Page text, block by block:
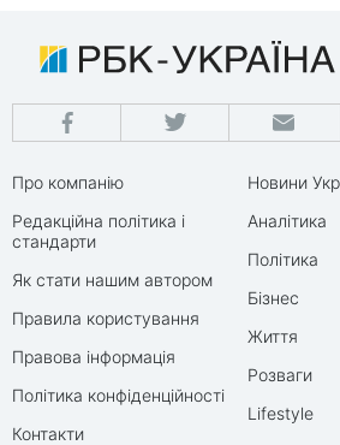
Про компанію
Редакційна політика і
стандарти
Як стати нашим автором
Правила користування
Правова інформація
Політика конфіденційності
Контакти
Новини
Аналітика
Політика
Бізнес
Життя
Розваги
Lifestyle